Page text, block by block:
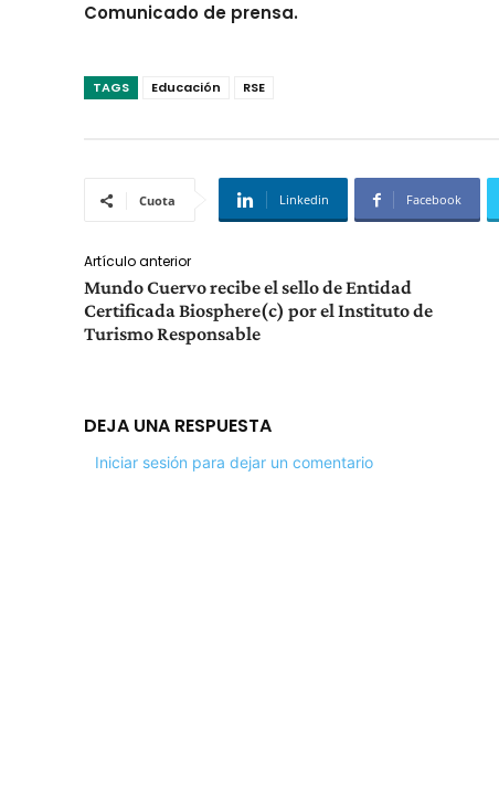
Comunicado de prensa.
TAGS Educación RSE
Cuota Linkedin Facebook
Artículo anterior
Mundo Cuervo recibe el sello de Entidad
Certificada Biosphere(c) por el Instituto de
Turismo Responsable
DEJA UNA RESPUESTA
Iniciar sesión para dejar un comentario